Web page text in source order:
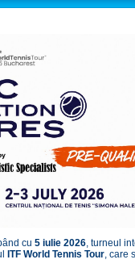
cu 5 iulie 2026, turneul
ITF World Tennis Tour, care